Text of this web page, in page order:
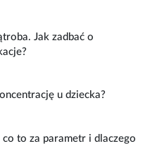
Jak zadbać o
u dziecka?
co to za parametr i dlaczego